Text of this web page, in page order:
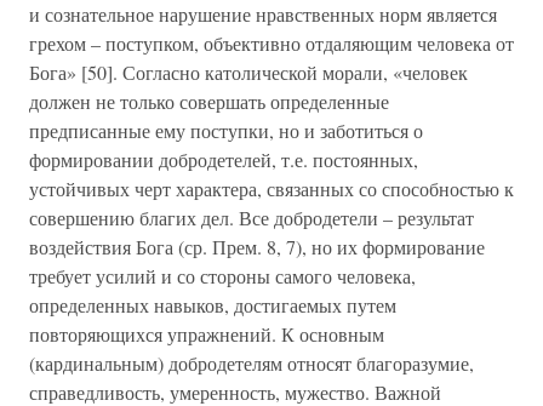
и сознательное нарушение нравственных норм является
грехом – поступком, объективно отдаляющим человека от
Бога» [50]. Согласно католической морали, «человек
должен не только совершать определенные
предписанные ему поступки, но и заботиться о
формировании добродетелей, т.е. постоянных,
устойчивых черт характера, связанных со способностью к
совершению благих дел. Все добродетели – результат
воздействия Бога (ср. Прем. 8, 7), но их формирование
требует усилий и со стороны самого человека,
определенных навыков, достигаемых путем
повторяющихся упражнений. К основным
(кардинальным) добродетелям относят благоразумие,
справедливость, умеренность, мужество. Важной